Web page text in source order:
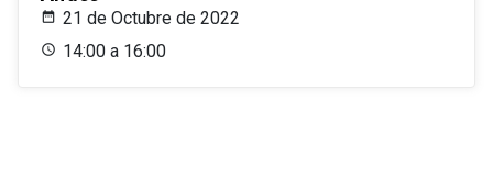
21 de Octubre de 2022
14:00 a 16:00